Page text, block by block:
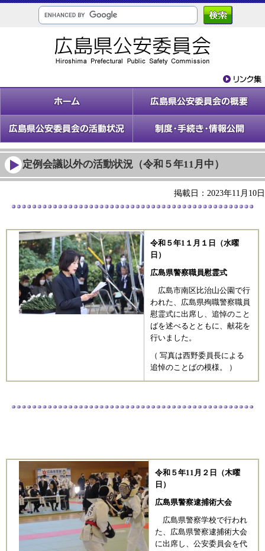
定例会議以外の活動状況（令和５年11月中）
掲載日：2023年11月10日
令和５年1１月１ 日（水曜
日）
広島県警察職員慰霊式
広島市南区比治山公園で行
われた、広島県殉職警察職員
慰霊式に出席し、追悼のこと
ばを述べるとともに、献花を
行いました。
（ 写真は西野委員長による
追悼のことばの模様。 ）
令和５年11月２ 日（木曜
日）
広島県警察逮捕術大会
広島県警察学校で行われ
た、広島県警察逮捕術大会
に出席し、公安委員会を代